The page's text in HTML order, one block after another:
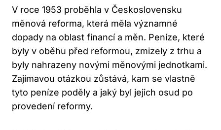
V roce 1953 proběhla v Československu
měnová reforma, která měla významné
dopady na oblast financí a měn. Peníze, které
byly v oběhu před reformou, zmizely z trhu a
byly nahrazeny novými měnovými jednotkami.
Zajímavou otázkou zůstává, kam se vlastně
tyto peníze poděly a jaký byl jejich osud po
provedení reformy.